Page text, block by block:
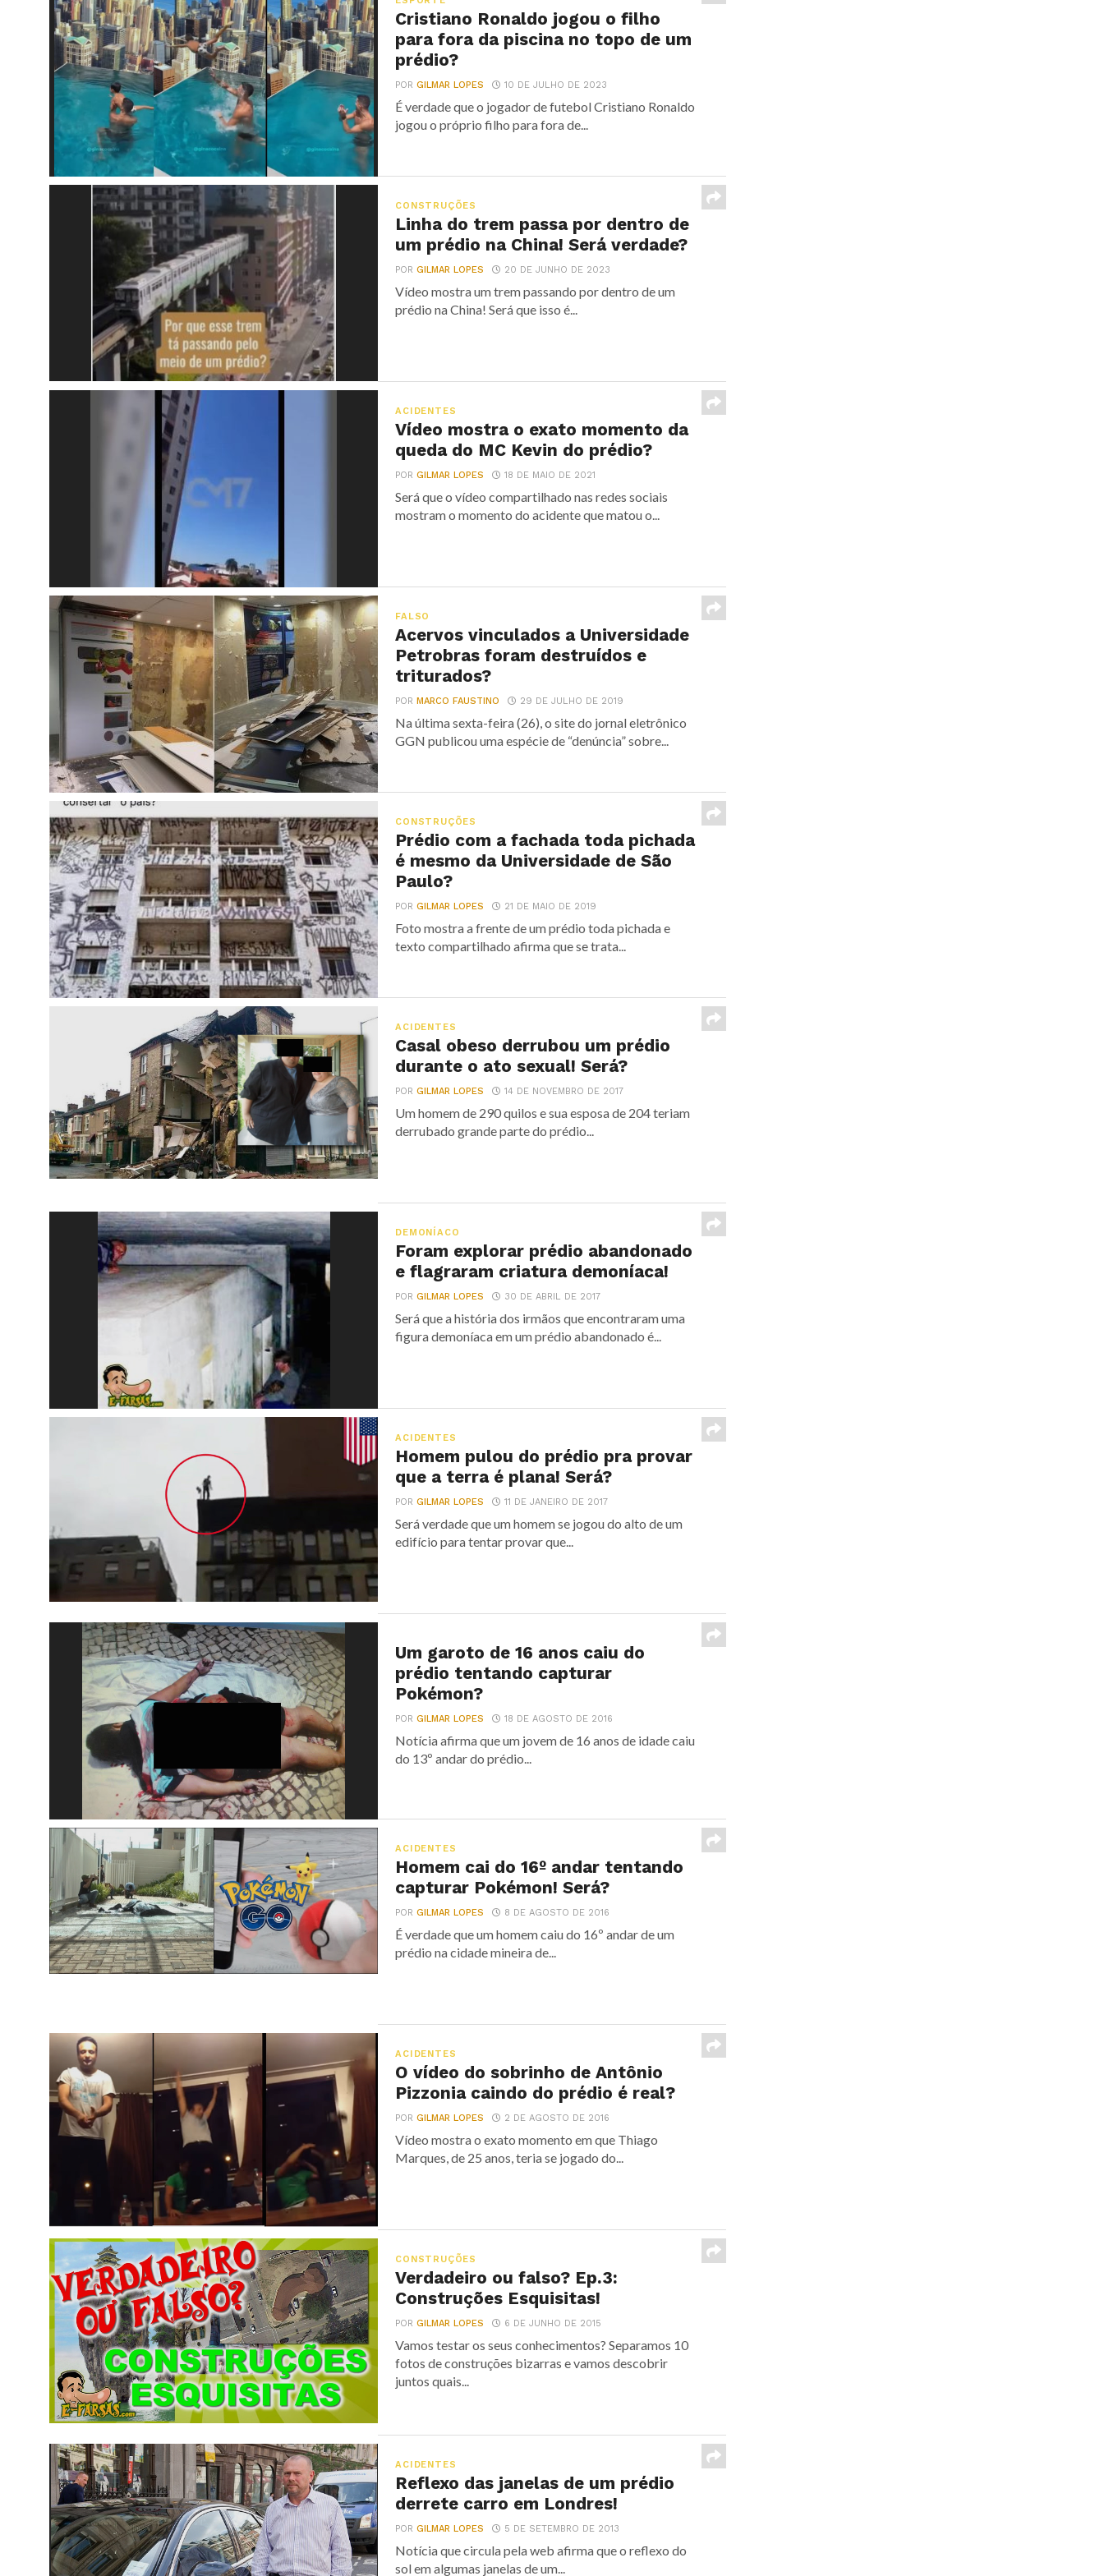
Cristiano Ronaldo jogou o filho
para fora da piscina no topo de um
prédio?
PORGILMAR LOPES 10 DE JULHO DE 2023
É verdade que o jogador de futebol Cristiano Ronaldo
jogou o próprio filho para fora de...
CONSTRUÇÕES
Linha do trem passa por dentro de
um prédio na China! Será verdade?
PORGILMAR LOPES 20 DE JUNHO DE 2023
Vídeo mostra um trem passando por dentro de um
prédio na China! Será que isso é...
ACIDENTES
Vídeo mostra o exato momento da
queda do MC Kevin do prédio?
PORGILMAR LOPES 18 DE MAIO DE 2021
Será que o vídeo compartilhado nas redes sociais
mostram o momento do acidente que matou o...
FALSO
Acervos vinculados a Universidade
Petrobras foram destruídos e
triturados?
PORMARCO FAUSTINO 29 DE JULHO DE 2019
Na última sexta-feira (26), o site do jornal eletrônico
GGN publicou uma espécie de “denúncia” sobre...
CONSTRUÇÕES
Prédio com a fachada toda pichada
é mesmo da Universidade de São
Paulo?
PORGILMAR LOPES 21 DE MAIO DE 2019
Foto mostra a frente de um prédio toda pichada e
texto compartilhado afirma que se trata...
ACIDENTES
Casal obeso derrubou um prédio
durante o ato sexual! Será?
PORGILMAR LOPES 14 DE NOVEMBRO DE 2017
Um homem de 290 quilos e sua esposa de 204 teriam
derrubado grande parte do prédio...
DEMONÍACO
Foram explorar prédio abandonado
e flagraram criatura demoníaca!
PORGILMAR LOPES 30 DE ABRIL DE 2017
Será que a história dos irmãos que encontraram uma
figura demoníaca em um prédio abandonado é...
ACIDENTES
Homem pulou do prédio pra provar
que a terra é plana! Será?
PORGILMAR LOPES 11 DE JANEIRO DE 2017
Será verdade que um homem se jogou do alto de um
edifício para tentar provar que...
Um garoto de 16 anos caiu do
prédio tentando capturar
Pokémon?
PORGILMAR LOPES 18 DE AGOSTO DE 2016
Notícia afirma que um jovem de 16 anos de idade caiu
do 13º andar do prédio...
ACIDENTES
Homem cai do 16º andar tentando
capturar Pokémon! Será?
PORGILMAR LOPES 8 DE AGOSTO DE 2016
É verdade que um homem caiu do 16º andar de um
prédio na cidade mineira de...
ACIDENTES
O vídeo do sobrinho de Antônio
Pizzonia caindo do prédio é real?
PORGILMAR LOPES 2 DE AGOSTO DE 2016
Vídeo mostra o exato momento em que Thiago
Marques, de 25 anos, teria se jogado do...
CONSTRUÇÕES
Verdadeiro ou falso? Ep.3:
Construções Esquisitas!
PORGILMAR LOPES 6 DE JUNHO DE 2015
Vamos testar os seus conhecimentos? Separamos 10
fotos de construções bizarras e vamos descobrir
juntos quais...
ACIDENTES
Reflexo das janelas de um prédio
derrete carro em Londres!
PORGILMAR LOPES 5 DE SETEMBRO DE 2013
Notícia que circula pela web afirma que o reflexo do
sol em algumas janelas de um...